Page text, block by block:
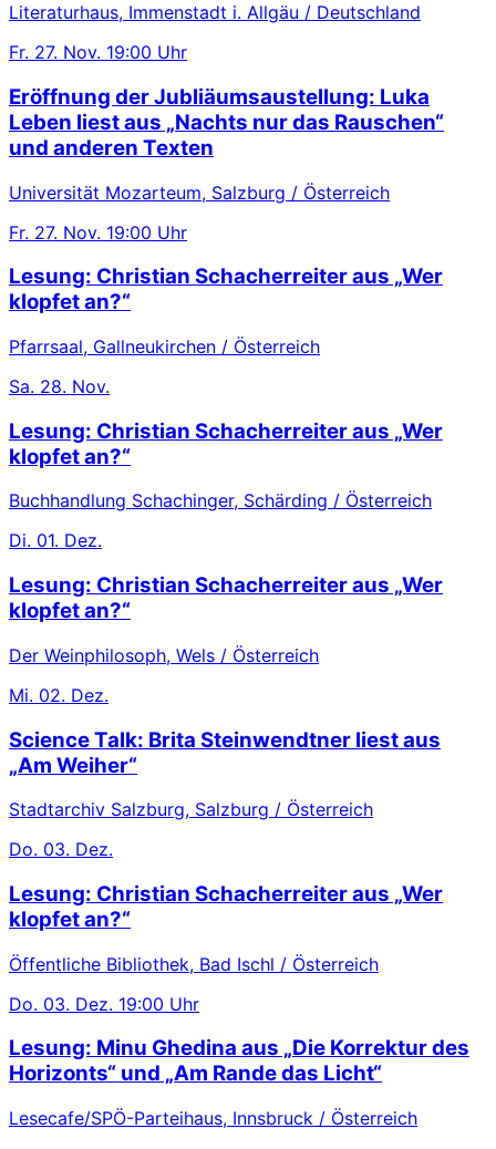
Literaturhaus, Immenstadt i. Allgäu / Deutschland
Fr. 27. Nov. 19:00 Uhr
Eröffnung der Jubliäumsaustellung: Luka
Leben liest aus „Nachts nur das Rauschen“
und anderen Texten
Universität Mozarteum, Salzburg / Österreich
Fr. 27. Nov. 19:00 Uhr
Lesung: Christian Schacherreiter aus „Wer
klopfet an?“
Pfarrsaal, Gallneukirchen / Österreich
Sa. 28. Nov.
Lesung: Christian Schacherreiter aus „Wer
klopfet an?“
Buchhandlung Schachinger, Schärding / Österreich
Di. 01. Dez.
Lesung: Christian Schacherreiter aus „Wer
klopfet an?“
Der Weinphilosoph, Wels / Österreich
Mi. 02. Dez.
Science Talk: Brita Steinwendtner liest aus
„Am Weiher“
Stadtarchiv Salzburg, Salzburg / Österreich
Do. 03. Dez.
Lesung: Christian Schacherreiter aus „Wer
klopfet an?“
Öffentliche Bibliothek, Bad Ischl / Österreich
Do. 03. Dez. 19:00 Uhr
Lesung: Minu Ghedina aus „Die Korrektur des
Horizonts“ und „Am Rande das Licht“
Lesecafe/SPÖ-Parteihaus, Innsbruck / Österreich